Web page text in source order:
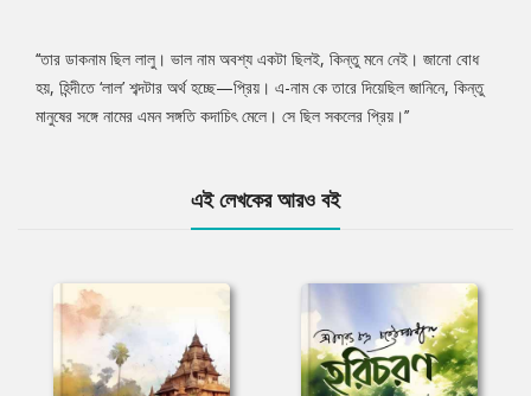
Tab
Article
‘‘তার ডাকনাম ছিল লালু। ভাল নাম অবশ্য একটা ছিলই, কিন্তু মনে নেই। জানো বোধ
হয়, হিন্দীতে ‘লাল’ শব্দটার অর্থ হচ্ছে—প্রিয়। এ-নাম কে তারে দিয়েছিল জানিনে, কিন্তু
মানুষের সঙ্গে নামের এমন সঙ্গতি কদাচিৎ মেলে। সে ছিল সকলের প্রিয়।’’
এই লেখকের আরও বই